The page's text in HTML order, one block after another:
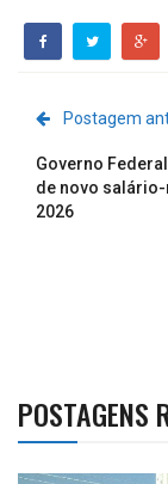
Postagem
Governo
de novo
2026
POSTAGENS